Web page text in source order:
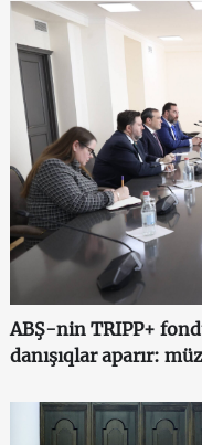
ABŞ-nin TRIPP+
danışıqlar aparır: